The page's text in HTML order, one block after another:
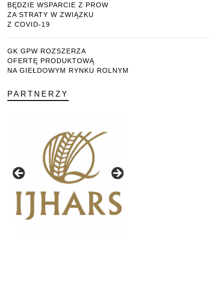
BĘDZIE WSPARCIE Z PROW
ZA STRATY W ZWIĄZKU
Z COVID-19
GK GPW ROZSZERZA
OFERTĘ PRODUKTOWĄ
NA GIEŁDOWYM RYNKU ROLNYM
PARTNERZY